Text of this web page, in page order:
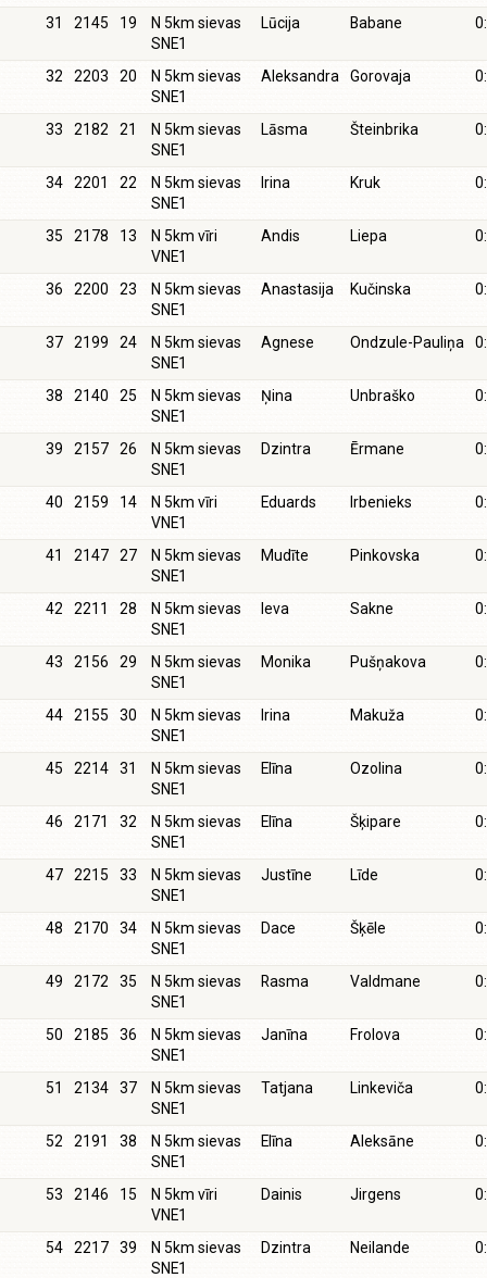
31 2145 19
N 5km sievas
SNE1
Lūcija Babane
32 2203 20
N 5km sievas
SNE1
Aleksandra Gorovaja
33 2182 21
N 5km sievas
SNE1
Lāsma Šteinbrika
34 2201 22
N 5km sievas
SNE1
Irina Kruk
35 2178 13
N 5km vīri
VNE1
Andis Liepa
36 2200 23
N 5km sievas
SNE1
Anastasija Kučinska
37 2199 24
N 5km sievas
SNE1
Agnese Ondzule-Pauliņa
38 2140 25
N 5km sievas
SNE1
Ņina Unbraško
39 2157 26
N 5km sievas
SNE1
Dzintra Ērmane
40 2159 14
N 5km vīri
VNE1
Eduards Irbenieks
41 2147 27
N 5km sievas
SNE1
Mudīte Pinkovska
42 2211 28
N 5km sievas
SNE1
Ieva Sakne
43 2156 29
N 5km sievas
SNE1
Monika Pušņakova
44 2155 30
N 5km sievas
SNE1
Irina Makuža
45 2214 31
N 5km sievas
SNE1
Elīna Ozolina
46 2171 32
N 5km sievas
SNE1
Elīna Šķipare
47 2215 33
N 5km sievas
SNE1
Justīne Līde
48 2170 34
N 5km sievas
SNE1
Dace Šķēle
49 2172 35
N 5km sievas
SNE1
Rasma Valdmane
50 2185 36
N 5km sievas
SNE1
Janīna Frolova
51 2134 37
N 5km sievas
SNE1
Tatjana Linkeviča
52 2191 38
N 5km sievas
SNE1
Elīna Aleksāne
53 2146 15
N 5km vīri
VNE1
Dainis Jirgens
54 2217 39
N 5km sievas
SNE1
Dzintra Neilande